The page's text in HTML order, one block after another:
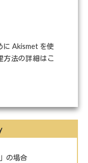
に Akismet を使
方法の詳細はこ
の場合